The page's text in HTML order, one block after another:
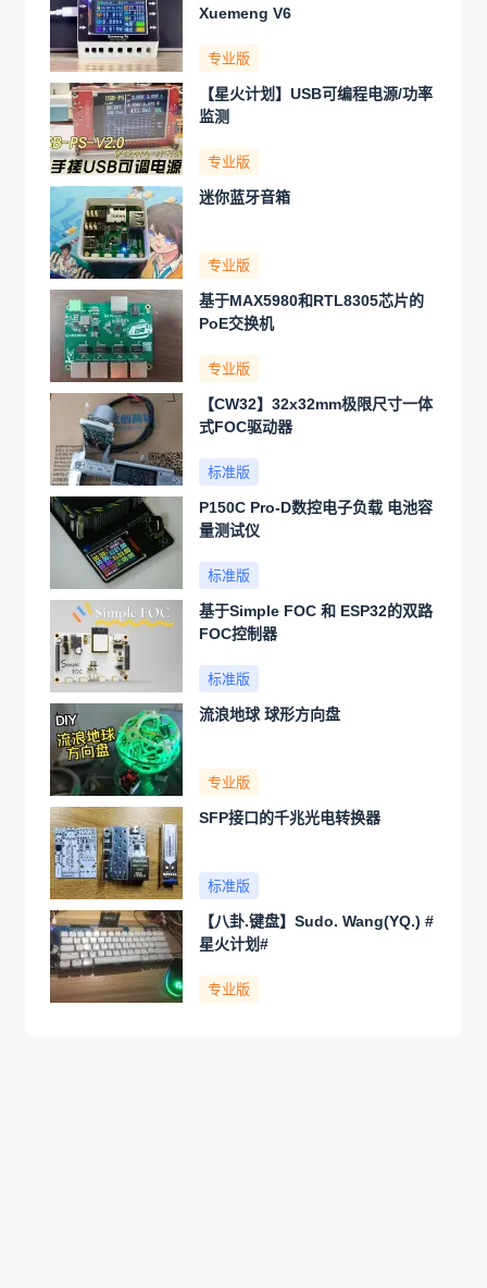
Xuemeng V6
专业版
【星火计划】USB可编程电源/功率
监测
专业版
迷你蓝牙音箱
专业版
基于MAX5980和RTL8305芯片的
PoE交换机
专业版
【CW32】32x32mm极限尺寸一体
式FOC驱动器
标准版
P150C Pro-D数控电子负载 电池容
量测试仪
标准版
基于Simple FOC 和 ESP32的双路
FOC控制器
标准版
流浪地球 球形方向盘
专业版
SFP接口的千兆光电转换器
标准版
【八卦.键盘】Sudo. Wang(YQ.) #
星火计划#
专业版